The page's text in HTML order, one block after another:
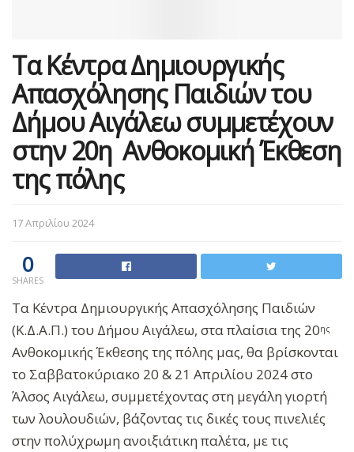
Τα Κέντρα Δημιουργικής
Απασχόλησης Παιδιών του
Δήμου Αιγάλεω συμμετέχουν
στην 20η Ανθοκομική Έκθεση
της πόλης
17 Απριλίου 2024
0
SHARES
Τα Κέντρα Δημιουργικής Απασχόλησης Παιδιών
(Κ.Δ.Α.Π.) του Δήμου Αιγάλεω, στα πλαίσια της 20ης
Ανθοκομικής Έκθεσης της πόλης μας, θα βρίσκονται
το Σαββατοκύριακο 20 & 21 Απριλίου 2024 στο
Άλσος Αιγάλεω, συμμετέχοντας στη μεγάλη γιορτή
των λουλουδιών, βάζοντας τις δικές τους πινελιές
στην πολύχρωμη ανοιξιάτικη παλέτα, με τις